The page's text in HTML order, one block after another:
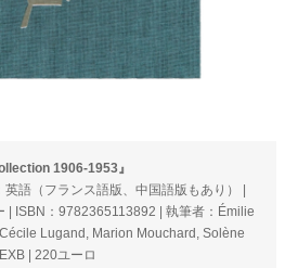
1906-1953』
語（フランス語版、中国語版もあり） |
| ISBN：9782365113892 | 執筆者：Émilie
Lugand, Marion Mouchard, Solène
| 220ユーロ